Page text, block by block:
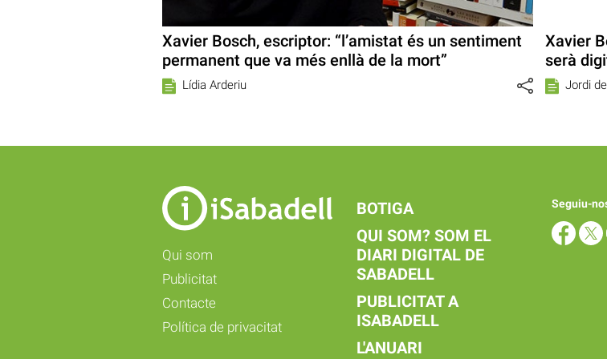
Xavier Bosch, escriptor: “l’amistat és un sentiment
permanent que va més enllà de la mort”
Lídia Arderiu
Xavier
serà
Jordi
Qui som
Publicitat
Contacte
Política de privacitat
BOTIGA
QUI SOM? SOM EL
DIARI DIGITAL DE
SABADELL
PUBLICITAT A
ISABADELL
L'ANUARI
Seguiu-